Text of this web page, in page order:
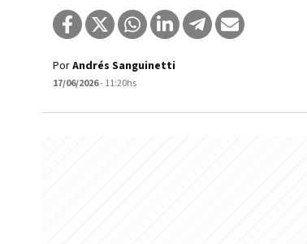
PorAndrés Sanguinetti
17/06/2026- 11:20hs